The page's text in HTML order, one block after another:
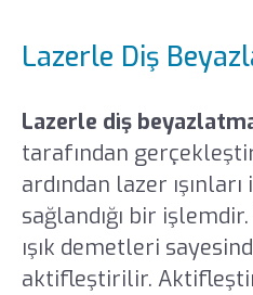
Lazerle Diş
Lazerle diş
tarafından
ardından lazer
sağlandığı bir
ışık demetleri
aktifleştirilir.